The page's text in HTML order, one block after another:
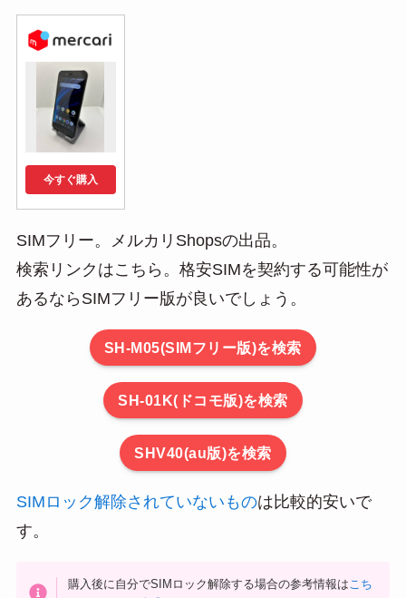
今すぐ購入
SIMフリー。メルカリShopsの出品。
検索リンクはこちら。格安SIMを契約する可能性が
あるならSIMフリー版が良いでしょう。
SH-M05(SIMフリー版)を検索
SH-01K(ドコモ版)を検索
SHV40(au版)を検索
SIMロック解除されていないものは比較的安いで
す。
購入後に自分でSIMロック解除する場合の参考情報は こち